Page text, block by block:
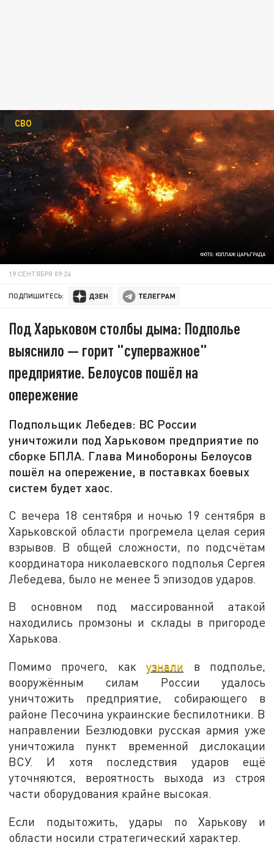
ФОТО: КОЛЛАЖ ЦАРЬГРАДА
СВО
19 СЕНТЯБРЯ 09:24
ПОДПИШИТЕСЬ:
Под Харьковом столбы дыма: Подполье
выяснило — горит "суперважное"
предприятие. Белоусов пошёл на
опережение
Подпольщик Лебедев: ВС России
уничтожили под Харьковом предприятие по
сборке БПЛА. Глава Минобороны Белоусов
пошёл на опережение, в поставках боевых
систем будет хаос.
С вечера 18 сентября и ночью 19 сентября в
Харьковской области прогремела целая серия
взрывов. В общей сложности, по подсчётам
координатора николаевского подполья Сергея
Лебедева, было не менее 5 эпизодов ударов.
В основном под массированной атакой
находились промзоны и склады в пригороде
Харькова.
Помимо прочего, какузнали в подполье,
вооружённым силам России удалось
уничтожить предприятие, собирающего в
районе Песочина украинские беспилотники. В
направлении Безлюдовки русская армия уже
уничтожила пункт временной дислокации
ВСУ. И хотя последствия ударов ещё
уточняются, вероятность выхода из строя
части оборудования крайне высокая.
Если подытожить, удары по Харькову и
области носили стратегический характер.